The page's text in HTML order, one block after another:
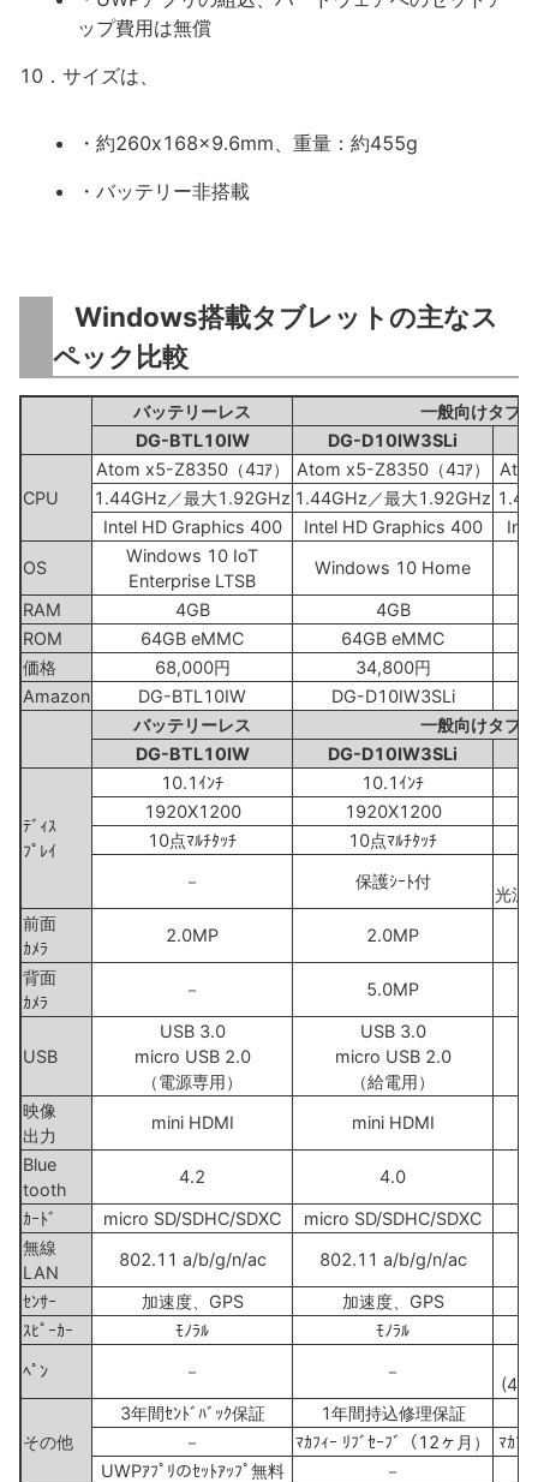
ップ費用は無償
10．サイズは、
・約260x168x9.6mm、重量：約455g
・バッテリー非搭載
Windows搭載タブレットの主なス
ペック比較
バッテリーレス
一般向けタブ
DG-BTL10IW
DG-D10IW3SLi
CPU
Atom x5-Z8350（4ｺｱ） Atom x5-Z8350（4ｺｱ）
1.44GHz／最大1.92GHz 1.44GHz／最大1.92GHz
Intel HD Graphics 400
Intel HD Graphics 400
OS
Windows 10 IoT
Enterprise LTSB
Windows 10 Home
RAM 4GB
4GB
ROM
64GB eMMC
64GB eMMC
価格
68,000円
34,800円
Amazon
DG-BTL10IW
DG-D10IW3SLi
バッテリーレス
一般向けタブ
DG-BTL10IW
DG-D10IW3SLi
ﾃﾞｨｽ
ﾌﾟﾚｲ
10.1ｲﾝﾁ
10.1ｲﾝﾁ
1920X1200
1920X1200
10点ﾏﾙﾁﾀｯﾁ
10点ﾏﾙﾁﾀｯﾁ
－
保護ｼｰﾄ付
光沢
前面
ｶﾒﾗ
2.0MP 2.0MP
背面
ｶﾒﾗ
－ 5.0MP
USB
USB 3.0
micro USB 2.0
（電源専用）
USB 3.0
micro USB 2.0
（給電用）
映像
出力
mini HDMI mini HDMI
Blue
tooth
4.2 4.0
ｶｰﾄﾞ micro SD/SDHC/SDXC micro SD/SDHC/SDXC
無線
LAN
802.11 a/b/g/n/ac 802.11 a/b/g/n/ac
ｾﾝｻｰ 加速度、GPS
加速度、GPS
ｽﾋﾟｰｶｰ
ﾓﾉﾗﾙ
ﾓﾉﾗﾙ
ﾍﾟﾝ
－ －
その他
3年間ｾﾝﾄﾞﾊﾞｯｸ保証 1年間持込修理保証
－
ﾏｶﾌｨｰ ﾘﾌﾞｾｰﾌﾞ（12ヶ月）
ﾏｶﾌ
UWPｱﾌﾟﾘのｾｯﾄｱｯﾌﾟ無料
－